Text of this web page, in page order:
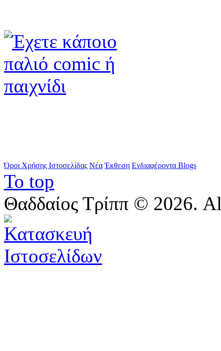
Όροι Χρήσης Ιστοσελίδας Νέα Έκθεση Ενδιαφέροντα Blogs
To top
Θαδδαίος Τρίππ © 2026.